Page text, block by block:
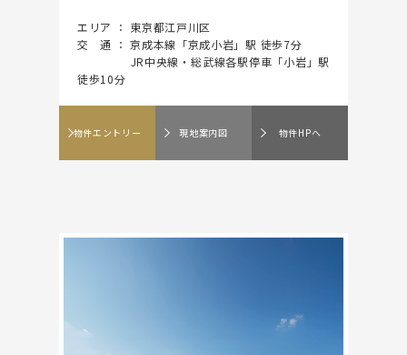
エリア ： 東京都江戸川区
交 通 ： 京成本線「京成小岩」駅 徒歩7分
JR中央線・総武線各駅停車「小岩」駅
徒歩10分
物件エントリー 現地案内図 物件HPへ